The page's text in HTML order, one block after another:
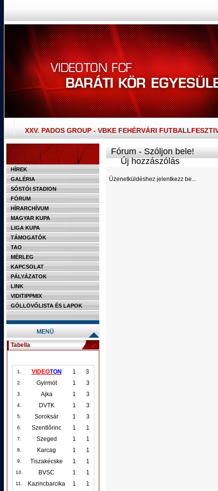
XXV. PADOS GROUP - VBKE FEHÉRVÁRI
HÍREK
GALÉRIA
SÓSTÓI STADION
FÓRUM
HÍRARCHÍVUM
MAGYAR KUPA
LIGA KUPA
TÁMOGATÓK
TAO
MÉRLEG
KAPCSOLAT
PÁLYÁZATOK
LINK
VIDITIPPMIX
GÓLLÖVŐLISTA ÉS LAPOK
Tabella
1. VIDEOTON 1 3
2. Gyirmót 1 3
3. Ajka 1 3
4. DVTK 1 3
5. Soroksár 1 3
6. Szentlőrinc 1 1
7. Szeged 1 1
8. Karcag 1 1
9. Tiszakécske 1 1
10. BVSC 1 1
11. Kazincbarcika 1 1
Fórum - Szóljon bele!
Új hozzászólás
Üzenetküldéshez jelentkezz be...